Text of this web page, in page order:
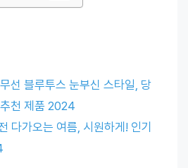
선 블루투스 눈부신 스타일, 당
천 제품 2024
다가오는 여름, 시원하게! 인기